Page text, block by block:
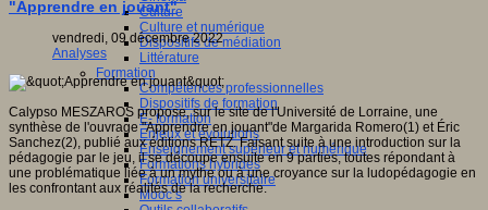
Culture
Culture et numérique
Dispositifs de médiation
Littérature
Formation
Compétences professionnelles
Dispositifs de formation
E- formation
Enjeux et évolutions
Enseignement supérieur et numérique
Formations hybrides
Formation universitaire
Mooc’s
"Apprendre en jouant"
vendredi, 09 décembre 2022
Analyses
Calypso MESZAROS propose, sur le site de l'Université de Lorraine, une
synthèse de l'ouvrage "Apprendre en jouant"de Margarida Romero(1) et Éric
Sanchez(2), publié aux éditions RETZ. Faisant suite à une introduction sur la
pédagogie par le jeu, il se découpe ensuite en 9 parties, toutes répondant à
une problématique liée à un mythe ou à une croyance sur la ludopédagogie en
les confrontant aux réalités de la recherche.